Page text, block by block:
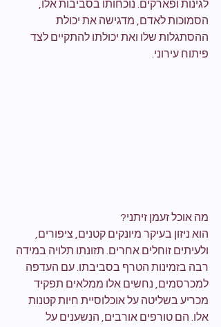
לגינות ופארקים. נוכחותו בסביבות אלו,
הסמוכות לאדם, מדגישה את יכולת
ההסתגלות שלו ואת יכולתו להתקיים לצד
פיתוח עירוני.
מה אוכל זעמן זיתני?
הוא ניזון בעיקר מיונקים קטנים, ציפורים,
ולעיתים זוחלים אחרים. תזונתו תלויה במידה
רבה בזמינות הטרף בסביבתו. עם העדפה
למכרסמים, נחשים אלו ממלאים תפקיד
מכריע בשליטה על אוכלוסיית חיות קטנות
אלו. הם טורפים אורבים, הנשענים על